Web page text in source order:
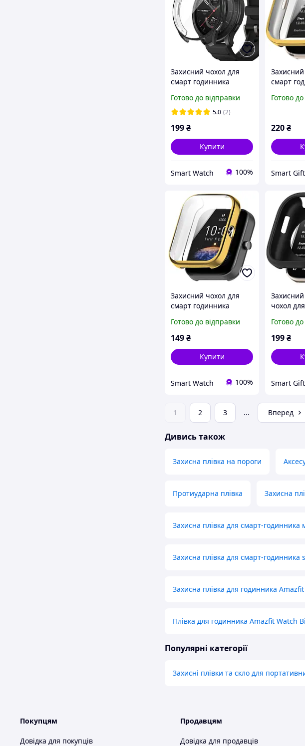
Захисний чохол для
смарт годинника
Готово до відправки
5.0 (2)
199₴
Купити
Smart Watch 100%
смарт
Готово
220₴
Smart
Захисний чохол для
смарт годинника
золотистий
Готово до відправки
149₴
Купити
Smart Watch 100%
чохол
Готово
199₴
Smart
1 2 3 ... Вперед
Дивись також
Захисна плівка на пороги
Протиударна плівка Захисна
Захисна плівка для смарт-годинника
Захисна плівка для смарт-годинника
Захисна плівка для годинника
Плівка для годинника Amazfit Watch
Популярні категорії
Захисні плівки та скло для
Покупцям
Довідка для покупців
Продавцям
Довідка для продавців